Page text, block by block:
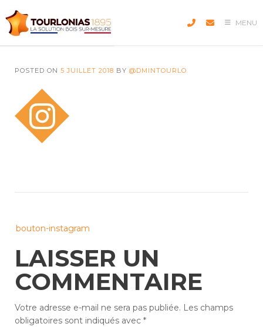
to
content
MENU
POSTED ON 5 JUILLET 2018 BY @DMINTOURLO
navigation
bouton-instagram
LAISSER UN
COMMENTAIRE
Votre adresse e-mail ne sera pas publiée. Les champs
obligatoires sont indiqués avec *